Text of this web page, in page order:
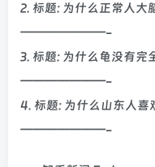
2. 标题: 为什么正常人大
———————-
3. 标题: 为什么龟没有完
———————-
4. 标题: 为什么山东人喜
———————-